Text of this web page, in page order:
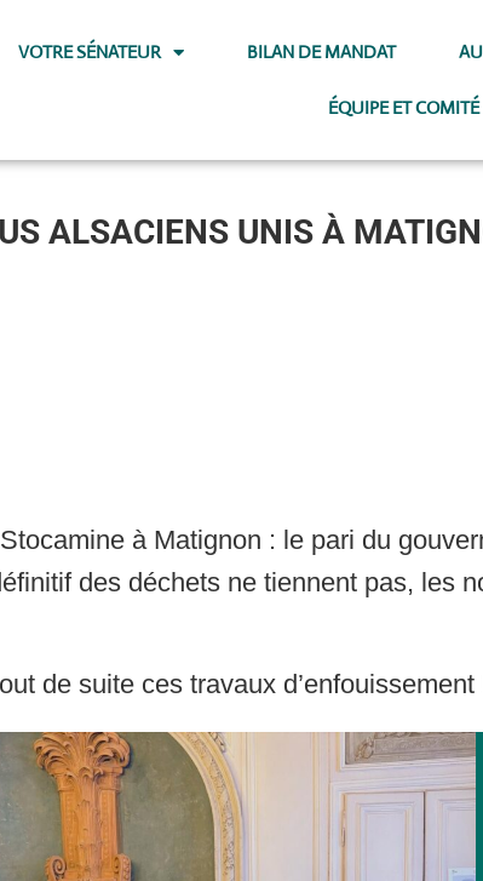
VOTRE SÉNATEUR BILAN DE MANDAT
ÉQUIPE ET
ALSACIENS UNIS À
à Matignon : le pari du
des déchets ne tiennent pas, les
de suite ces travaux d’enfouissement